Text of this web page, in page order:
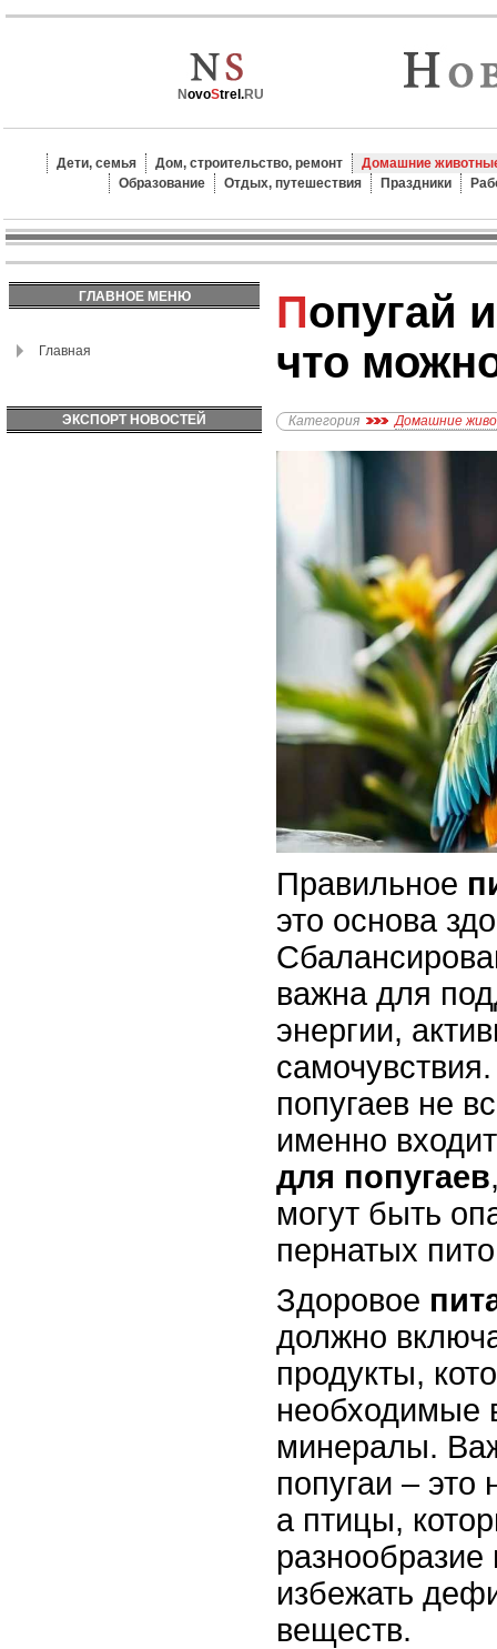
NovoStrel.RU
Дети, семья Дом, строительство, ремонт
Домашние
Образование
Отдых, путешествия Праздники
ГЛАВНОЕ МЕНЮ
Главная
ЭКСПОРТ НОВОСТЕЙ
Попугай и его рацион:
что
Категория Домашние
Правильное
это основа
важна для
энергии,
попугаев не
именно
для попугаев
могут быть
пернатых
Здоровое
должно
продукты,
необходимые
минералы.
попугаи – это
а птицы,
избежать
веществ.